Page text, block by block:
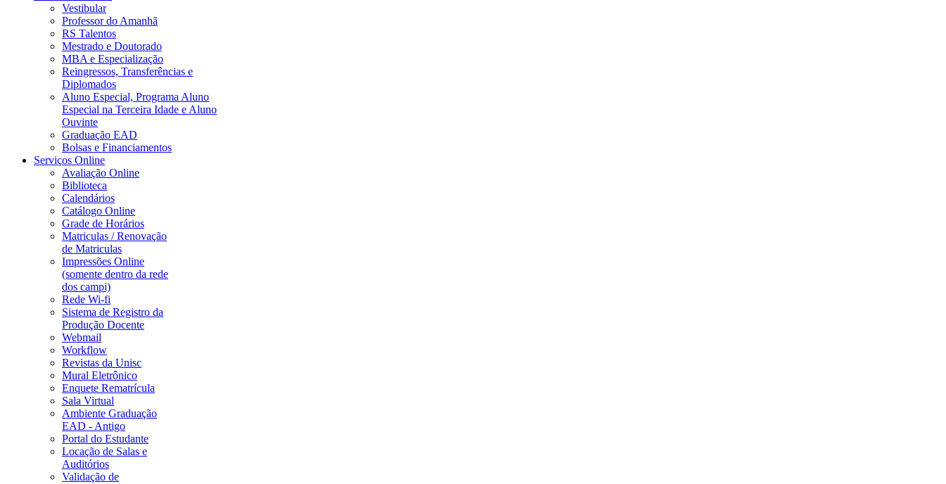
Vestibular
Professor do Amanhã
RS Talentos
Mestrado e Doutorado
MBA e Especialização
Reingressos, Transferências e
Diplomados
Aluno Especial, Programa Aluno
Especial na Terceira Idade e Aluno
Ouvinte
Graduação EAD
Bolsas e Financiamentos
Serviços Online
Avaliação Online
Biblioteca
Calendários
Catálogo Online
Grade de Horários
Matriculas / Renovação
de Matriculas
Impressões Online
(somente dentro da rede
dos campi)
Rede Wi-fi
Sistema de Registro da
Produção Docente
Webmail
Workflow
Revistas da Unisc
Mural Eletrônico
Enquete Rematrícula
Sala Virtual
Ambiente Graduação
EAD - Antigo
Portal do Estudante
Locação de Salas e
Auditórios
Validação de